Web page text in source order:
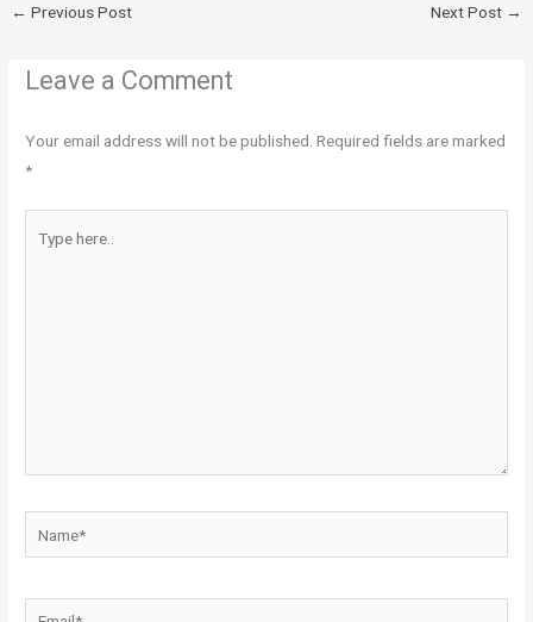
← Previous Post Next Post →
Leave a Comment
Your email address will not be published. Required fields are marked
*
here..